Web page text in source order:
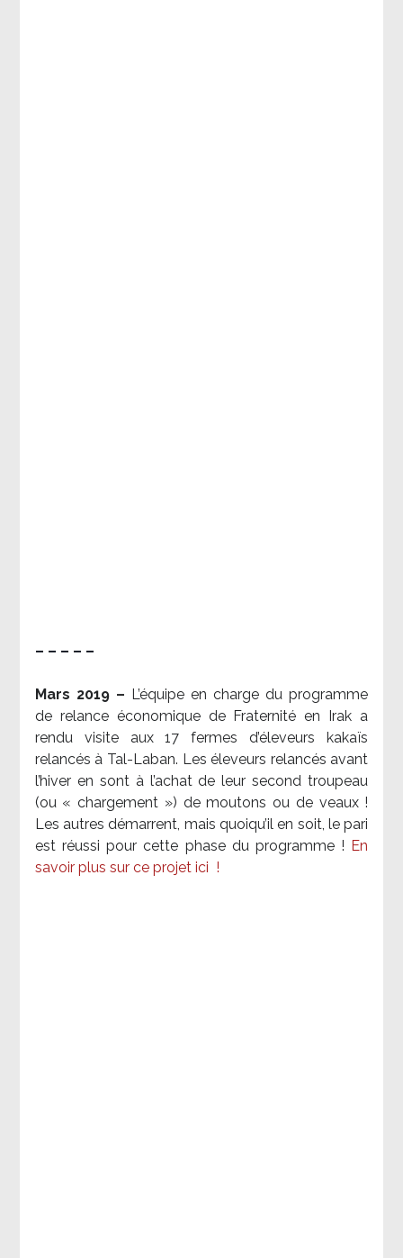
– – – – –
Mars 2019 – L’équipe en charge du programme
de relance économique de Fraternité en Irak a
rendu visite aux 17 fermes d’éleveurs kakaïs
relancés à Tal-Laban. Les éleveurs relancés avant
l’hiver en sont à l’achat de leur second troupeau
(ou « chargement ») de moutons ou de veaux !
Les autres démarrent, mais quoiqu’il en soit, le pari
est réussi pour cette phase du programme ! En
savoir plus sur ce projet ici !